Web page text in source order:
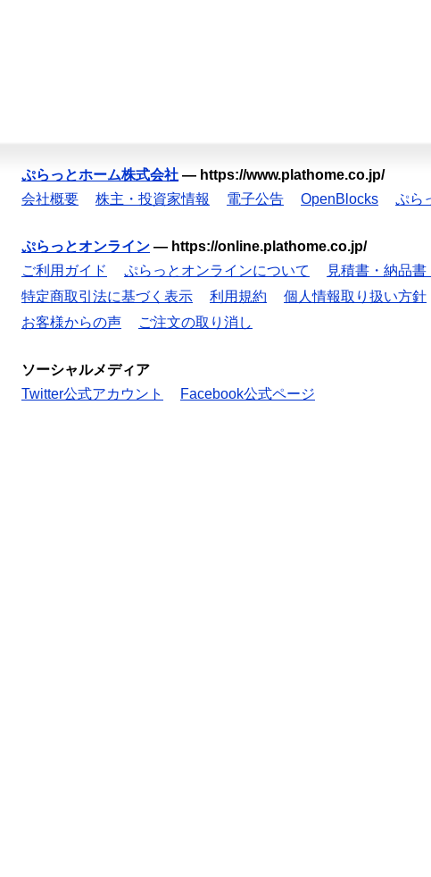
ぷらっとホーム株式会社 — https://www.plathome.co.jp/
会社概要
株主・投資家情報 電子公告 OpenBlocks ぷら
ぷらっとオンライン — https://online.plathome.co.jp/
ご利用ガイド
ぷらっとオンラインについて 見積書・納品
特定商取引法に基づく表示
利用規約 個人情報取り扱い方針
お客様からの声
ご注文の取り消し
ソーシャルメディア
Twitter公式アカウント
Facebook公式ページ